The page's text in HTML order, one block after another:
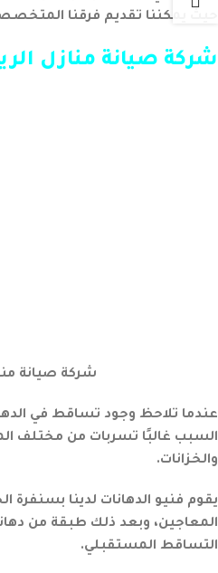
حيث يمكننا تقديم فرقنا
شركة صيانة منازل
شركة صيانة
عندما تلاحظ وجود تساقط في
السبب غالبًا تسربات من مختلف
والخزانات.
يقوم فنيو الدهانات لدينا بسنفرة
المعاجين، وبعد ذلك طبقة من
التساقط المستقبلي.